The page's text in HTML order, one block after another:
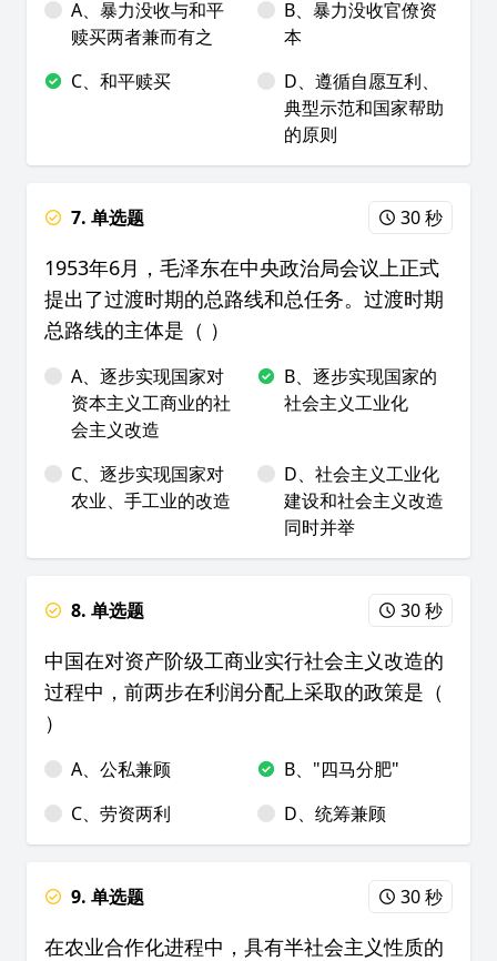
A、暴力没收与和平
赎买两者兼而有之
B、暴力没收官僚资
本
C、和平赎买
D、遵循自愿互利、
典型示范和国家帮助
的原则
7. 单选题 30 秒
1953年6月，毛泽东在中央政治局会议上正式
提出了过渡时期的总路线和总任务。过渡时期
总路线的主体是（ ）
A、逐步实现国家对
资本主义工商业的社
会主义改造
B、逐步实现国家的
社会主义工业化
C、逐步实现国家对
农业、手工业的改造
D、社会主义工业化
建设和社会主义改造
同时并举
8. 单选题 30 秒
中国在对资产阶级工商业实行社会主义改造的
过程中，前两步在利润分配上采取的政策是（
）
A、公私兼顾
B、"四马分肥"
C、劳资两利
D、统筹兼顾
9. 单选题 30 秒
在农业合作化进程中，具有半社会主义性质的